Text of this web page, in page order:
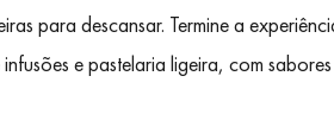
para descansar. Termine a
e pastelaria ligeira, com